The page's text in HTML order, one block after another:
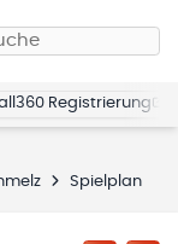
Registrierung
Spielplan